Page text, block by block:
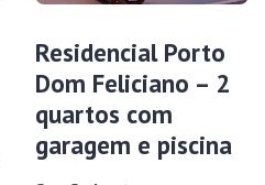
Residencial Porto
Dom Feliciano – 2
quartos com
garagem e piscina